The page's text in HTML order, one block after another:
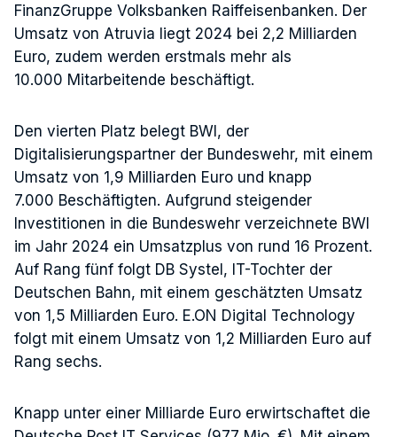
FinanzGruppe Volksbanken Raiffeisenbanken. Der
Umsatz von Atruvia liegt 2024 bei 2,2 Milliarden
Euro, zudem werden erstmals mehr als
10.000 Mitarbeitende beschäftigt.
Den vierten Platz belegt BWI, der
Digitalisierungspartner der Bundeswehr, mit einem
Umsatz von 1,9 Milliarden Euro und knapp
7.000 Beschäftigten. Aufgrund steigender
Investitionen in die Bundeswehr verzeichnete BWI
im Jahr 2024 ein Umsatzplus von rund 16 Prozent.
Auf Rang fünf folgt DB Systel, IT-Tochter der
Deutschen Bahn, mit einem geschätzten Umsatz
von 1,5 Milliarden Euro. E.ON Digital Technology
folgt mit einem Umsatz von 1,2 Milliarden Euro auf
Rang sechs.
Knapp unter einer Milliarde Euro erwirtschaftet die